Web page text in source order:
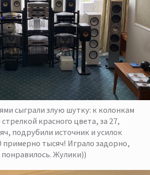
сыграли злую шутку: к колонкам
красного цвета, за 27,
подрубили источник и усилок
примерно тысяч! Играло задорно,
понравилось. Жулики))